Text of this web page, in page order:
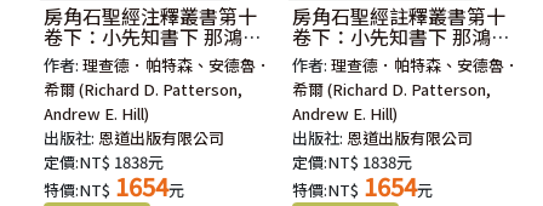
房角石聖經注釋叢書第十
卷下：小先知書下 那鴻書
－瑪拉基書(簡體)
作者:理查德．帕特森、安德魯．
希爾 (Richard D. Patterson,
Andrew E. Hill)
出版社: 恩道出版有限公司
定價:NT$ 1838元
特價:NT$ 1654元
房角石聖經註釋叢書第十
卷下：小先知書下 那鴻書
－瑪拉基書
作者:理查德．帕特森、安德魯．
希爾 (Richard D. Patterson,
Andrew E. Hill)
出版社: 恩道出版有限公司
定價:NT$ 1838元
特價:NT$ 1654元